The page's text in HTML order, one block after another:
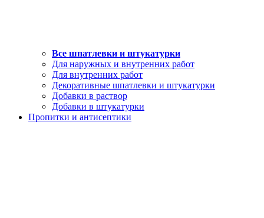
Все шпатлевки и штукатурки
Для наружных и внутренних работ
Для внутренних работ
Декоративные шпатлевки и штукатурки
Добавки в раствор
Добавки в штукатурки
Пропитки и антисептики